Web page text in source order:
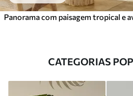
Panorama com paisagem tropical e
CATEGORIAS